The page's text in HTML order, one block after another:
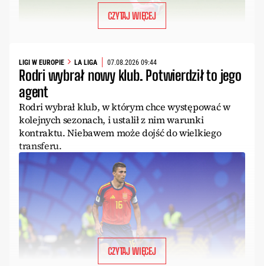
CZYTAJ WIĘCEJ
LIGI W EUROPIE LA LIGA 07.08.2026 09:44
Rodri wybrał nowy klub. Potwierdził to jego
agent
Rodri wybrał klub, w którym chce występować w
kolejnych sezonach, i ustalił z nim warunki
kontraktu. Niebawem może dojść do wielkiego
transferu.
CZYTAJ WIĘCEJ